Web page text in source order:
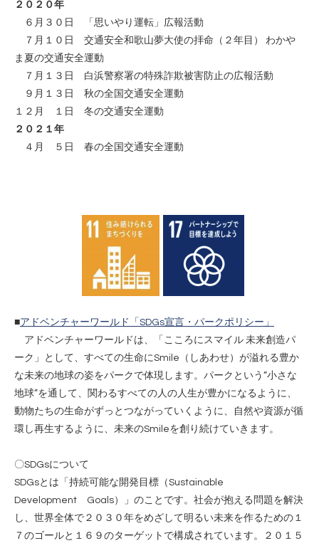
２０２０年
６月３０日 「思いやり運転」広報活動
７月１０日 交通安全和歌山夢大使の拝命（２年目） わかや
ま夏の交通安全運動
７月１３日 白浜警察署の特殊詐欺被害防止の広報活動
９月１３日 秋の全国交通安全運動
１２月 １日 冬の交通安全運動
２０２１年
４月 ５日 春の全国交通安全運動
■アドベンチャーワールド「SDGs宣言・パークポリシー」
アドベンチャーワールドは、「こころにスマイル 未来創造パ
ーク」として、すべての生命にSmile（しあわせ）が溢れる豊か
な未来の地球の姿をパークで体現します。パークという”小さな
地球”を通して、関わるすべての人の人生が豊かになるように、
動物たちの生命がずっとつながっていくように、自然や資源が循
環し再生するように、未来のSmileを創り続けていきます。
〇SDGsについて
SDGsとは「持続可能な開発目標（Sustainable
Development Goals）」のことです。社会が抱える問題を解決
し、世界全体で２０３０年をめざして明るい未来を作るための１
７のゴールと１６９のターゲットで構成されています。２０１５